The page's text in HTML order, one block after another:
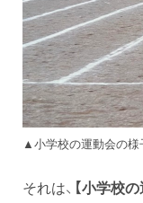
▲小学校の運動会の様
それは、 【小学校